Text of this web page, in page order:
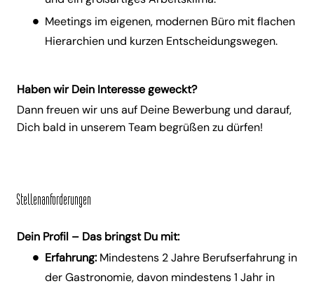
Meetings im eigenen, modernen Büro mit flachen
Hierarchien und kurzen Entscheidungswegen.
Haben wir Dein Interesse geweckt?
Dann freuen wir uns auf Deine Bewerbung und darauf,
Dich bald in unserem Team begrüßen zu dürfen!
Stellenanforderungen
Dein Profil – Das bringst Du mit:
Erfahrung: Mindestens 2 Jahre Berufserfahrung in
der Gastronomie, davon mindestens 1 Jahr in